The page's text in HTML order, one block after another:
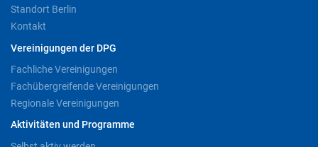
Standort Berlin
Kontakt
Vereinigungen der DPG
Fachliche Vereinigungen
Fachübergreifende Vereinigungen
Regionale Vereinigungen
Aktivitäten und Programme